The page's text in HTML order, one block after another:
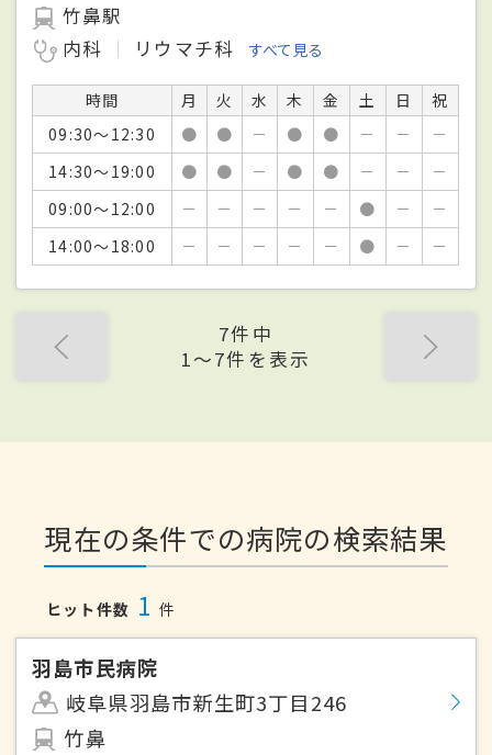
竹鼻駅
内科
リウマチ科 すべて見る
時間 月 火 水 木 金 土 日
祝
09:30～12:30
● ● － ● ● － －
－
14:30～19:00
● ● － ● ● － －
－
09:00～12:00
－ － － － － ● －
－
14:00～18:00
－ － － － － ● － －
7件中
1〜7件を表示
現在の条件での病院の検索結果
ヒット件数 1 件
羽島市民病院
岐阜県羽島市新生町3丁目246
竹鼻